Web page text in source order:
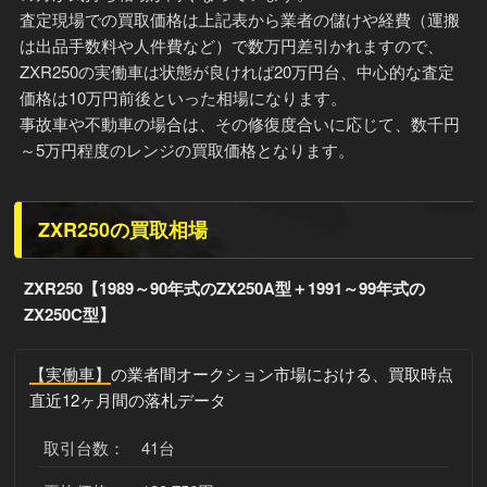
査定現場での買取価格は上記表から業者の儲けや経費（運搬
は出品手数料や人件費など）で数万円差引かれますので、
ZXR250の実働車は状態が良ければ20万円台、中心的な査定
価格は10万円前後といった相場になります。
事故車や不動車の場合は、その修復度合いに応じて、数千円
～5万円程度のレンジの買取価格となります。
ZXR250の買取相場
ZXR250【1989～90年式のZX250A型＋1991～99年式の
ZX250C型】
【実働車】 の業者間オークション市場における、買取時点
直近12ヶ月間の落札データ
取引台数： 41台